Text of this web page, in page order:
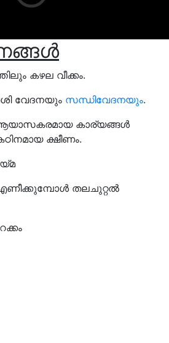
കഴല വീക്കം.
വേദനയും സന്ധിവേദനയും.
കാര്യങ്ങൾ
ക്ഷീണം.
എണീക്കുമ്പോൾ തലചുറ്റൽ